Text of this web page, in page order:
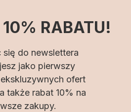
RABATU!
się do newslettera
jako pierwszy
ofert
także rabat 10% na
zakupy.